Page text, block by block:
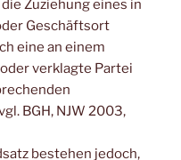
Zuziehung eines in
Geschäftsort
eine an einem
verklagte Partei
BGH, NJW 2003,
bestehen jedoch,